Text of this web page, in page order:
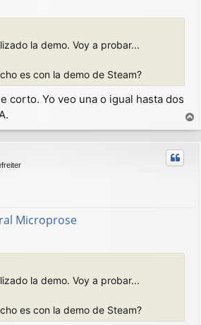
la demo. Voy a probar...
es con la demo de Steam?
corto. Yo veo una o igual hasta dos
r
r
Microprose
la demo. Voy a probar...
es con la demo de Steam?